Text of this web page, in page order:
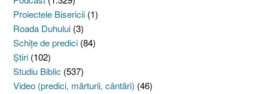
Proiectele Bisericii (1)
Roada Duhului (3)
Schiţe de predici (84)
Ştiri (102)
Studiu Biblic (537)
Video (predici, mărturii, cântări) (46)